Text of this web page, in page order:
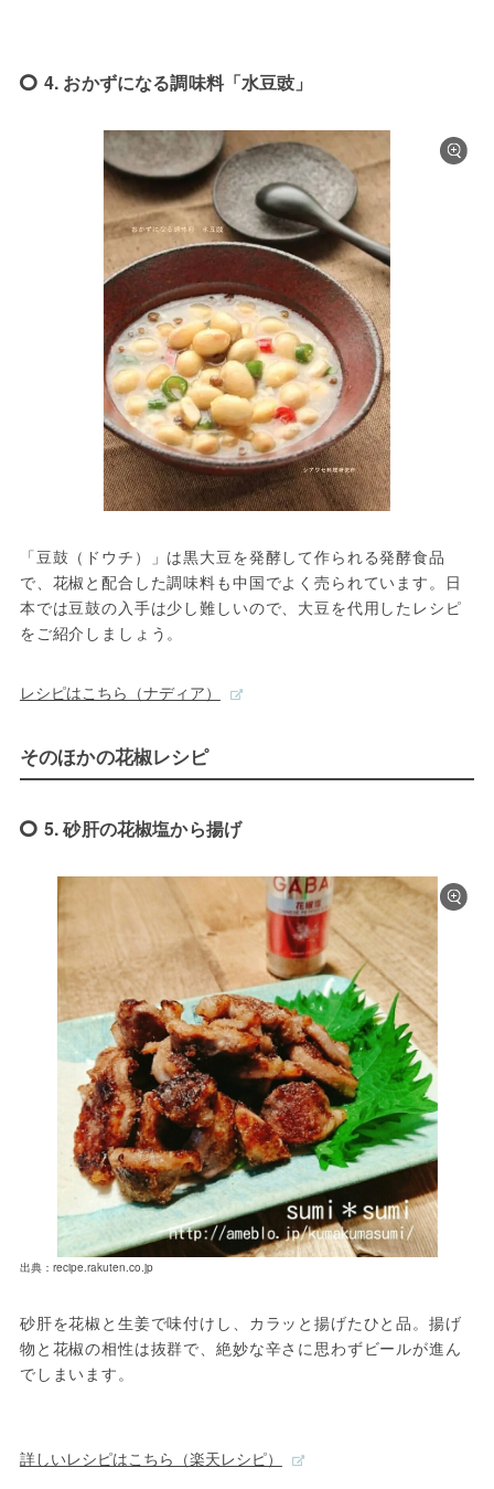
4. おかずになる調味料「水豆豉」
「豆鼓（ドウチ）」は黒大豆を発酵して作られる発酵食品
で、花椒と配合した調味料も中国でよく売られています。日
本では豆鼓の入手は少し難しいので、大豆を代用したレシピ
をご紹介しましょう。
レシピはこちら（ナディア）
そのほかの花椒レシピ
5. 砂肝の花椒塩から揚げ
出典：recipe.rakuten.co.jp
砂肝を花椒と生姜で味付けし、カラッと揚げたひと品。揚げ
物と花椒の相性は抜群で、絶妙な辛さに思わずビールが進ん
でしまいます。
詳しいレシピはこちら（楽天レシピ）